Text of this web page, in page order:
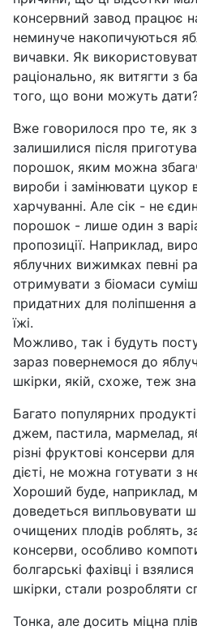
консервний завод працює
неминуче накопичуються
вичавки. Як
раціонально, як витягти з
того, що вони можуть
Вже говорилося про те, як
залишилися після
порошок, яким можна
вироби і замінювати цукор
харчуванні. Але сік - не
порошок - лише один з
пропозиції. Наприклад,
яблучних вижимках певні
отримувати з біомаси
придатних для поліпшення
їжі.
Можливо, так і будуть
зараз повернемося до
шкірки, якій, схоже, теж
Багато популярних
джем, пастила, мармелад,
різні фруктові консерви
дієті, не можна готувати з
Хороший буде, наприклад,
доведеться випльовувати
очищених плодів роблять,
консерви, особливо
болгарські фахівці і
шкірки, стали розробляти
Тонка, але досить міцна